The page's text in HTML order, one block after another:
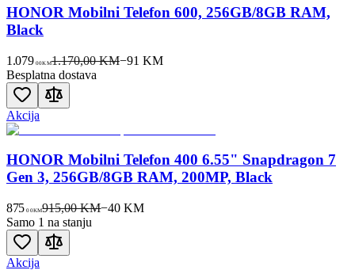
HONOR Mobilni Telefon 600, 256GB/8GB RAM,
Black
1.079 00KM1.170,00 KM−91 KM
Besplatna dostava
Akcija
HONOR Mobilni Telefon 400 6.55" Snapdragon 7
Gen 3, 256GB/8GB RAM, 200MP, Black
875 00KM915,00 KM−40 KM
Samo 1 na stanju
Akcija